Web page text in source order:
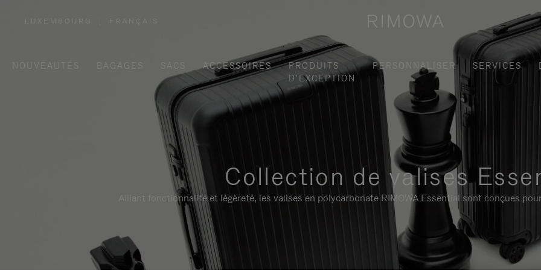
LUXEMBOURG FRANÇAIS
NOUVEAUTÉS BAGAGES SACS ACCESSOIRES
PRODUITS
D'EXCEPTION
PERSONNALISER SERVICES
Collection de valises
Alliant fonctionnalité et légèreté, les valises en polycarbonate RIMOWA Essential sont conçues